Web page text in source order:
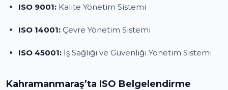
ISO 9001: Kalite Yönetim Sistemi
ISO 14001: Çevre Yönetim Sistemi
ISO 45001: İş Sağlığı ve Güvenliği Yönetim Sistemi
Kahramanmaraş’ta ISO Belgelendirme